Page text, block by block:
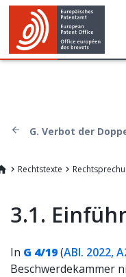
G. Verbot der
Rechtstexte
3.1.
In G 4/19(ABl. 2022,
Beschwerdekammer